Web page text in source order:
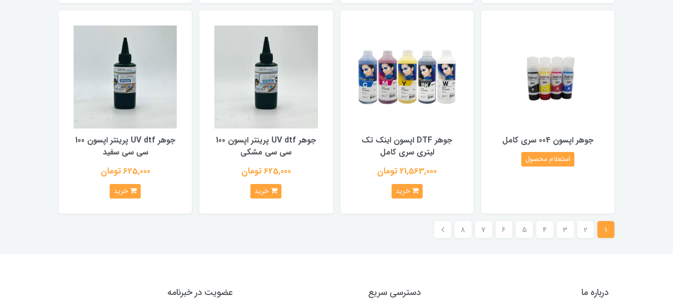
جوهر اپسون 004 سری کامل
استعلام محصول
جوهر DTF اپسون اینک تک
لیتری سری کامل
21,563,000 تومان
خرید
جوهر UV dtf پرینتر اپسون 100
سی سی مشکی
625,000 تومان
خرید
جوهر UV dtf پرینتر اپسون 100
سی سی سفید
625,000 تومان
خرید
1
2
3
4
5
6
7
8
درباره ما دسترسی سریع عضویت در خبرنامه